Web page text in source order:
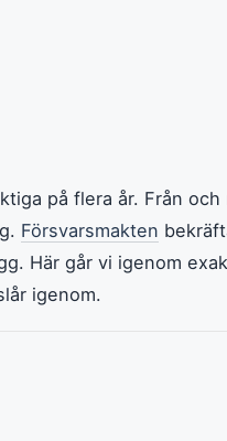
på flera år. Från och
Försvarsmakten
Här går vi igenom
igenom.